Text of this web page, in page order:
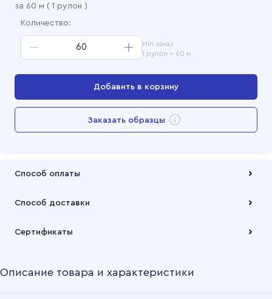
за 60 м ( 1 рулон )
Количество:
Min заказ
1 рулон = 60 м
Добавить в корзину
Перейти в корзину
Заказать образцы
Способ оплаты
Способ доставки
наших складов или через транспортную компанию на Ваш
Подробнее
Сертификаты
Описание товара и характеристики